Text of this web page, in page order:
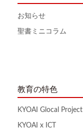
お知らせ
聖書ミニコラム
教育の特色
KYOAI Glocal Project
KYOAI x ICT